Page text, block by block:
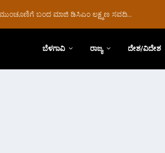
ಬಂದ ಮಾಜಿ ಡಿಸಿಎಂ ಲಕ್ಷ್ಮಣ ಸವದಿ...
ಬೆಳಗಾವಿ ರಾಜ್ಯ ದೇಶ/ವಿದೇಶ